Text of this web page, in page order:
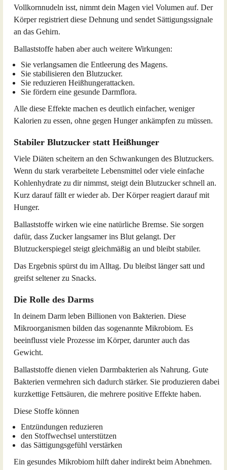
Vollkornnudeln isst, nimmt dein Magen viel Volumen auf. Der
Körper registriert diese Dehnung und sendet Sättigungssignale
an das Gehirn.
Ballaststoffe haben aber auch weitere Wirkungen:
Sie verlangsamen die Entleerung des Magens.
Sie stabilisieren den Blutzucker.
Sie reduzieren Heißhungerattacken.
Sie fördern eine gesunde Darmflora.
Alle diese Effekte machen es deutlich einfacher, weniger
Kalorien zu essen, ohne gegen Hunger ankämpfen zu müssen.
Stabiler Blutzucker statt Heißhunger
Viele Diäten scheitern an den Schwankungen des Blutzuckers.
Wenn du stark verarbeitete Lebensmittel oder viele einfache
Kohlenhydrate zu dir nimmst, steigt dein Blutzucker schnell an.
Kurz darauf fällt er wieder ab. Der Körper reagiert darauf mit
Hunger.
Ballaststoffe wirken wie eine natürliche Bremse. Sie sorgen
dafür, dass Zucker langsamer ins Blut gelangt. Der
Blutzuckerspiegel steigt gleichmäßig an und bleibt stabiler.
Das Ergebnis spürst du im Alltag. Du bleibst länger satt und
greifst seltener zu Snacks.
Die Rolle des Darms
In deinem Darm leben Billionen von Bakterien. Diese
Mikroorganismen bilden das sogenannte Mikrobiom. Es
beeinflusst viele Prozesse im Körper, darunter auch das
Gewicht.
Ballaststoffe dienen vielen Darmbakterien als Nahrung. Gute
Bakterien vermehren sich dadurch stärker. Sie produzieren dabei
kurzkettige Fettsäuren, die mehrere positive Effekte haben.
Diese Stoffe können
Entzündungen reduzieren
den Stoffwechsel unterstützen
das Sättigungsgefühl verstärken
Ein gesundes Mikrobiom hilft daher indirekt beim Abnehmen.